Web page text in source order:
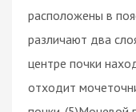
расположены в
различают два
центре почки
отходит